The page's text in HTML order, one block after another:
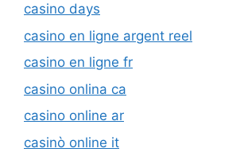
casino days
casino en ligne argent reel
casino en ligne fr
casino onlina ca
casino online ar
casinò online it